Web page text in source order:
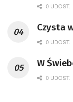
0 UDOST.
Czysta
0 UDOST.
W
0 UDOST.